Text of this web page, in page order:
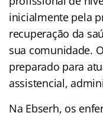
inicialmente pela
recuperação da
sua comunidade.
preparado para
assistencial,
Na Ebserh, os